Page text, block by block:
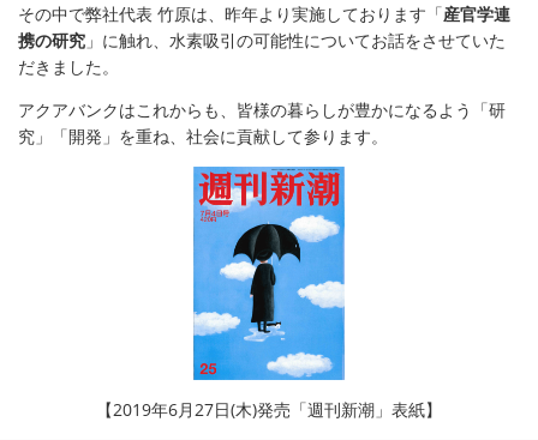
会社概要
その中で弊社代表 竹原は、昨年より実施しております「産官学連
携の研究 」に触れ、水素吸引の可能性についてお話をさせていた
だきました。
アクアバンクはこれからも、皆様の暮らしが豊かになるよう「研
究」「開発」を重ね、社会に貢献して参ります。
【2019年6月27日(木)発売「週刊新潮」表紙】